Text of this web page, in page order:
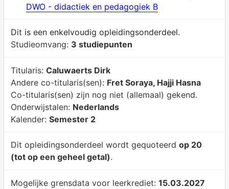
DWO - didactiek en pedagogiek B
Dit is een enkelvoudig opleidingsonderdeel.
Studieomvang: 3 studiepunten
Titularis: Caluwaerts Dirk
Andere co-titularis(sen): Fret Soraya, Hajji Hasna
Co-titularis(sen) zijn nog niet (allemaal) gekend.
Onderwijstalen: Nederlands
Kalender: Semester 2
Dit opleidingsonderdeel wordt gequoteerd op 20
(tot op een geheel getal).
Mogelijke grensdata voor leerkrediet: 15.03.2027